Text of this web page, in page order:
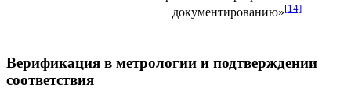
документированию»[14]
Верификация в метрологии и подтверждении
соответствия